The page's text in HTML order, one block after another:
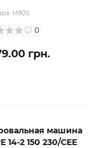
M800
0
грн.
машина
14-2 150 230/CEE